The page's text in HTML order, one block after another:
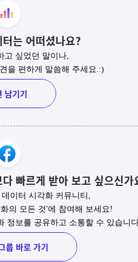
는 어떠셨나요?
고 싶었던 말이나,
을 편하게 말씀해 주세요.:)
남기기
빠르게 받아 보고 싶으신가
이터 시각화 커뮤니티,
의 모든 것'에 참여해 보세요!
정보를 공유하고 소통할 수 있습니
룹 바로 가기